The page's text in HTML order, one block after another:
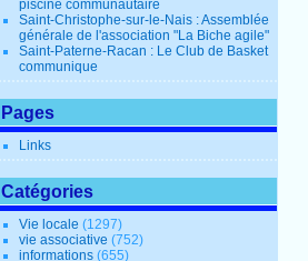
piscine communautaire
Saint-Christophe-sur-le-Nais : Assemblée
générale de l'association "La Biche agile"
Saint-Paterne-Racan : Le Club de Basket
communique
Pages
Links
Catégories
Vie locale (1297)
vie associative (752)
informations (655)